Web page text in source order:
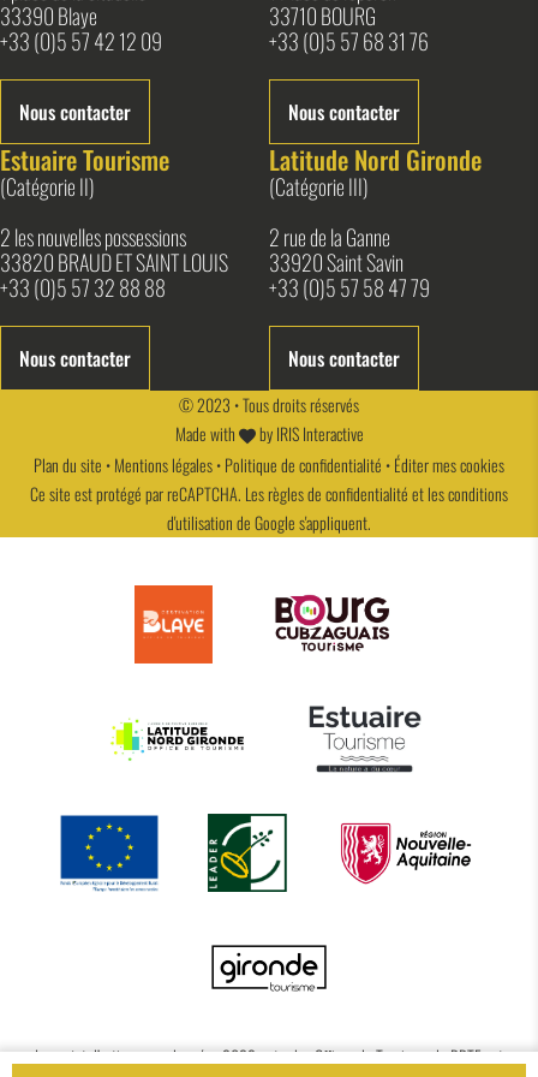
33390 Blaye
+33 (0)5 57 42 12 09
Nous contacter
33710 BOURG
+33 (0)5 57 68 31 76
Nous contacter
Estuaire Tourisme
(Catégorie II)
2 les nouvelles possessions
33820 BRAUD ET SAINT LOUIS
+33 (0)5 57 32 88 88
Nous contacter
Latitude Nord Gironde
(Catégorie III)
2 rue de la Ganne
33920 Saint Savin
+33 (0)5 57 58 47 79
Nous contacter
© 2023 • Tous droits réservés
Made with
byIRIS Interactive
Plan du site •Mentions légales•Politique de confidentialité •Éditer mes cookies
Ce site est protégé par reCAPTCHA. Lesrègles de confidentialitéet lesconditions
d'utilisationde Google s'appliquent.
Le projet d’actions coordonnées 2022 entre les Offices de Tourisme de BBTE est